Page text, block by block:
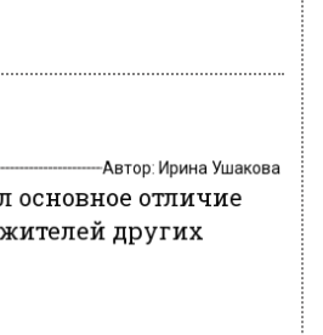
основное отличие
других